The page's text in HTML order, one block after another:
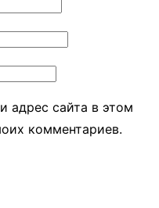
адрес сайта в этом
комментариев.